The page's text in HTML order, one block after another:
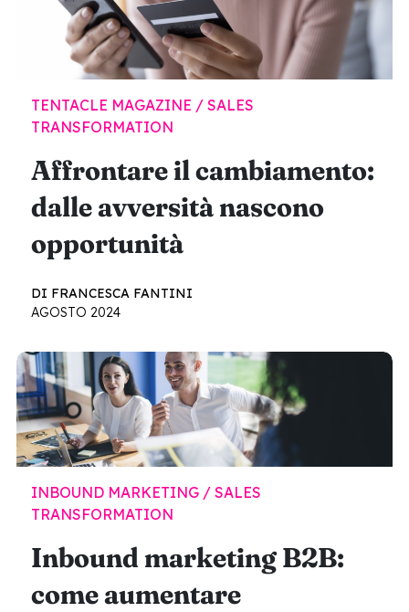
TENTACLE MAGAZINE / SALES
TRANSFORMATION
Affrontare il cambiamento:
dalle avversità nascono
opportunità
DI FRANCESCA FANTINI
AGOSTO 2024
INBOUND MARKETING / SALES
TRANSFORMATION
Inbound marketing B2B:
come aumentare